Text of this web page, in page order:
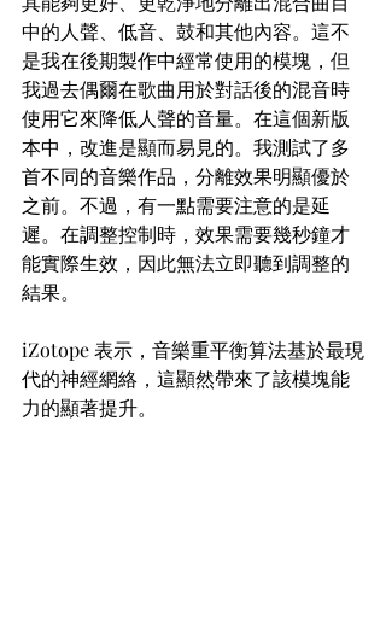
中的人聲、低音、鼓和其他內容。這不
是我在後期製作中經常使用的模塊，但
我過去偶爾在歌曲用於對話後的混音時
使用它來降低人聲的音量。在這個新版
本中，改進是顯而易見的。我測試了多
首不同的音樂作品，分離效果明顯優於
之前。不過，有一點需要注意的是延
遲。在調整控制時，效果需要幾秒鐘才
能實際生效，因此無法立即聽到調整的
結果。
iZotope 表示，音樂重平衡算法基於最現
代的神經網絡，這顯然帶來了該模塊能
力的顯著提升。